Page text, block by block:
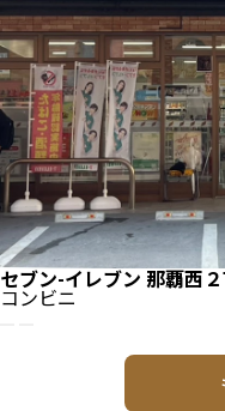
セブン-イレブン 那覇西
コンビニ